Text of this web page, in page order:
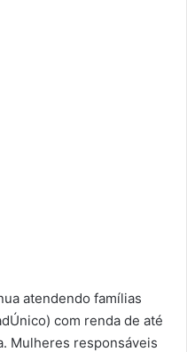
atendendo famílias
com renda de até
Mulheres responsáveis